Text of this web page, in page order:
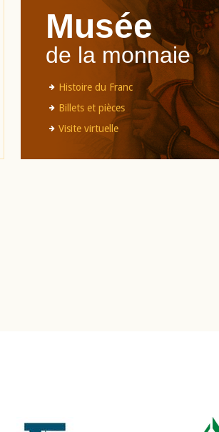
Musée
de la monnaie
Histoire du Franc
Billets et pièces
Visite virtuelle